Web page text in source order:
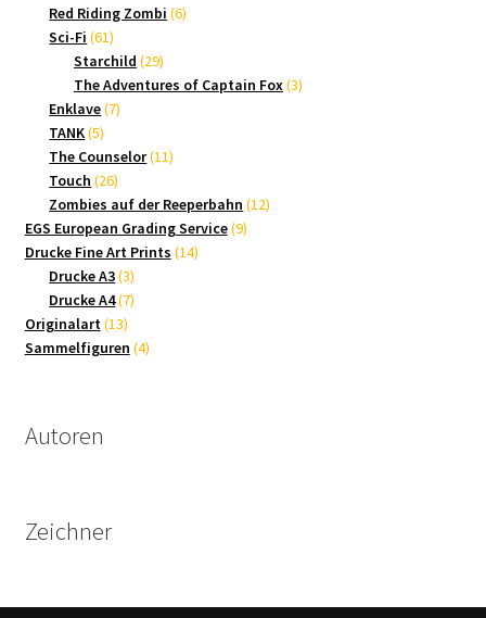
Produkte
Red Riding Zombi 66
Sci-Fi 6161
Produkte
Starchild 2929
Produkte
The Adventures of Captain Fox 33
Enklave 77
TANK 55
Produkte
The Counselor 1111
Touch 2626
Produkte
Zombies auf der Reeperbahn 1212
EGS European Grading Service 99
Drucke Fine Art Prints 1414
Drucke A3 33
Produkte
Drucke A4 77
Originalart 1313
Produkte
Sammelfiguren 44
Autoren
Zeichner